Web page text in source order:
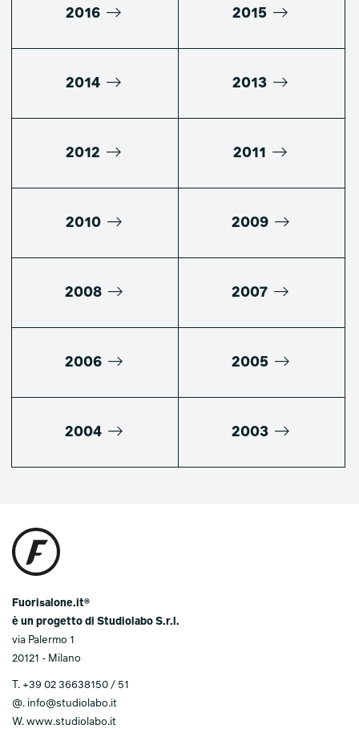
2016 2015
2014 2013
2012 2011
2010 2009
2008 2007
2006 2005
2004 2003
Fuorisalone.it®
è un progetto di Studiolabo S.r.l.
via Palermo 1
20121 - Milano
T. +39 02 36638150 / 51
@. info@studiolabo.it
W. www.studiolabo.it